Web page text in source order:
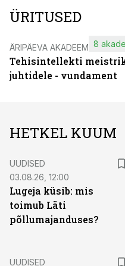
ÜRITUSED
ÄRIPÄEVA AKADEEMIA
Tehisintellekti
juhtidele - vundament
8
HETKEL KUUM
UUDISED
03.08.26, 12:00
Lugeja küsib: mis
toimub Läti
põllumajanduses?
UUDISED